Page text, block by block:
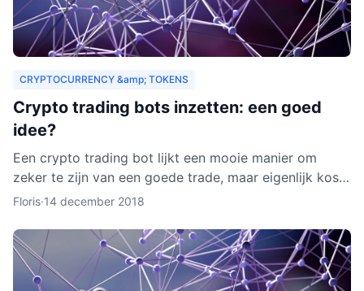
CRYPTOCURRENCY &amp; TOKENS
Crypto trading bots inzetten: een goed
idee?
Een crypto trading bot lijkt een mooie manier om
zeker te zijn van een goede trade, maar eigenlijk kost
het instellen van een bot nog aardig wat tijd en
Floris·14 december 2018